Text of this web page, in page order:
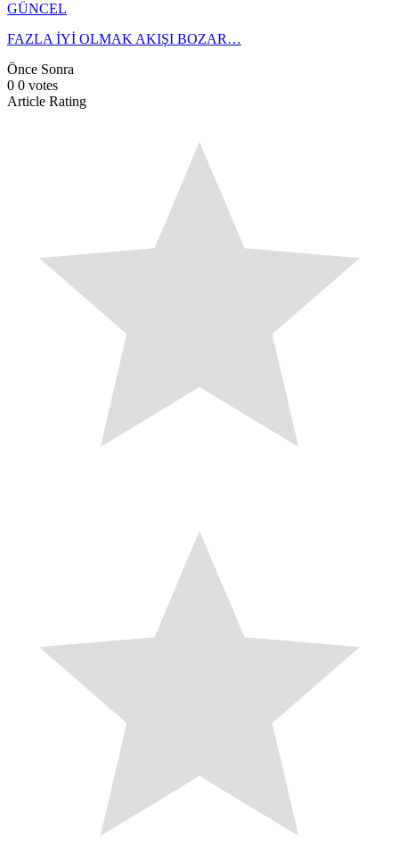
GÜNCEL
FAZLA İYİ OLMAK AKIŞI BOZAR…
Önce Sonra
0 0 votes
Article Rating